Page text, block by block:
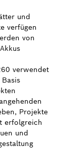
und
verfügen
von
verwendet
Projekte
erfolgreich
und